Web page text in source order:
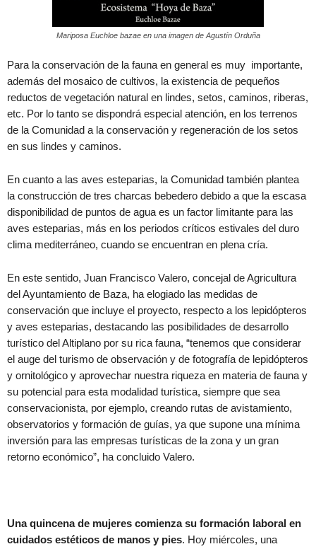
Mariposa Euchloe bazae en una imagen de Agustín Orduña
Para la conservación de la fauna en general es muy importante,
además del mosaico de cultivos, la existencia de pequeños
reductos de vegetación natural en lindes, setos, caminos, riberas,
etc. Por lo tanto se dispondrá especial atención, en los terrenos
de la Comunidad a la conservación y regeneración de los setos
en sus lindes y caminos.
En cuanto a las aves esteparias, la Comunidad también plantea
la construcción de tres charcas bebedero debido a que la escasa
disponibilidad de puntos de agua es un factor limitante para las
aves esteparias, más en los periodos críticos estivales del duro
clima mediterráneo, cuando se encuentran en plena cría.
En este sentido, Juan Francisco Valero, concejal de Agricultura
del Ayuntamiento de Baza, ha elogiado las medidas de
conservación que incluye el proyecto, respecto a los lepidópteros
y aves esteparias, destacando las posibilidades de desarrollo
turístico del Altiplano por su rica fauna, “tenemos que considerar
el auge del turismo de observación y de fotografía de lepidópteros
y ornitológico y aprovechar nuestra riqueza en materia de fauna y
su potencial para esta modalidad turística, siempre que sea
conservacionista, por ejemplo, creando rutas de avistamiento,
observatorios y formación de guías, ya que supone una mínima
inversión para las empresas turísticas de la zona y un gran
retorno económico”, ha concluido Valero.
Una quincena de mujeres comienza su formación laboral en
cuidados estéticos de manos y pies. Hoy miércoles, una